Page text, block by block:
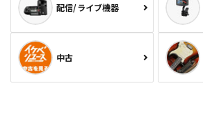
配信/ライブ機器
中古